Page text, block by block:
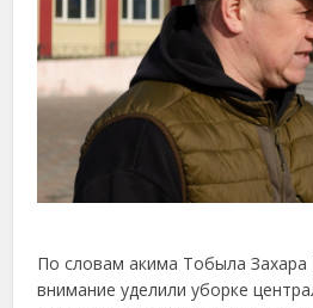
По словам акима Тобыла Захара
внимание уделили уборке